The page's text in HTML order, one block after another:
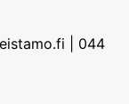
| 044